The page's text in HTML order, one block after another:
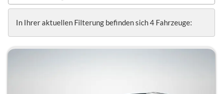
In Ihrer aktuellen Filterung befinden sich4 Fahrzeuge: